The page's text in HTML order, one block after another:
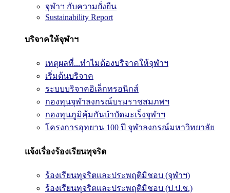
จุฬาฯ กับความยั่งยืน
Sustainability Report
บริจาคให้จุฬาฯ
เหตุผลที่...ทำไมต้องบริจาคให้จุฬาฯ
เริ่มต้นบริจาค
ระบบบริจาคอิเล็กทรอนิกส์
กองทุนจุฬาลงกรณ์บรมราชสมภพฯ
กองทุนภูมิคุ้มกันบำบัดมะเร็งจุฬาฯ
โครงการอุทยาน 100 ปี จุฬาลงกรณ์มหาวิทยาลัย
แจ้งเรื่องร้องเรียนทุจริต
ร้องเรียนทุจริตและประพฤติมิชอบ (จุฬาฯ)
ร้องเรียนทุจริตและประพฤติมิชอบ (ป.ป.ช.)